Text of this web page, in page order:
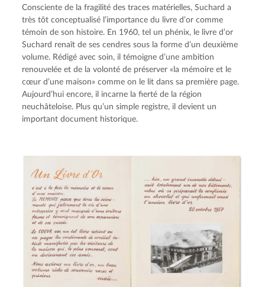
Consciente de la fragilité des traces matérielles, Suchard a
très tôt conceptualisé l’importance du livre d’or comme
témoin de son histoire. En 1960, tel un phénix, le livre d’or
Suchard renaît de ses cendres sous la forme d’un deuxième
volume. Rédigé avec soin, il témoigne d’une ambition
renouvelée et de la volonté de préserver «la mémoire et le
cœur d’une maison» comme on le lit dans sa première page.
Aujourd’hui encore, il incarne la fierté de la région
neuchâteloise. Plus qu’un simple registre, il devient un
important document historique.